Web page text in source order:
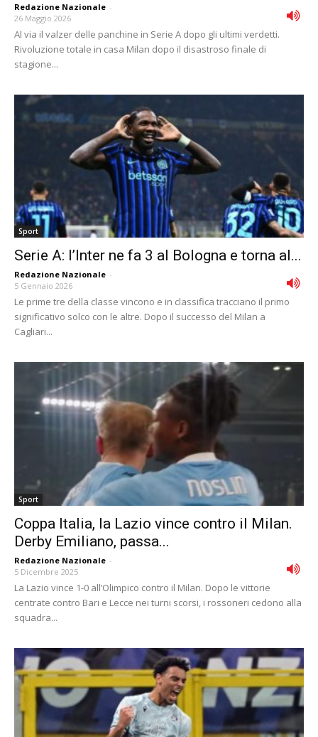
Redazione Nazionale -
26 Maggio 2026
Al via il valzer delle panchine in Serie A dopo gli ultimi verdetti.
Rivoluzione totale in casa Milan dopo il disastroso finale di
stagione...
Sport
Serie A: l’Inter ne fa 3 al Bologna e torna al...
Redazione Nazionale -
5 Gennaio 2026
Le prime tre della classe vincono e in classifica tracciano il primo
significativo solco con le altre. Dopo il successo del Milan a
Cagliari...
Sport
Coppa Italia, la Lazio vince contro il Milan.
Derby Emiliano, passa...
Redazione Nazionale -
5 Dicembre 2025
La Lazio vince 1-0 all’Olimpico contro il Milan. Dopo le vittorie
centrate contro Bari e Lecce nei turni scorsi, i rossoneri cedono alla
squadra...